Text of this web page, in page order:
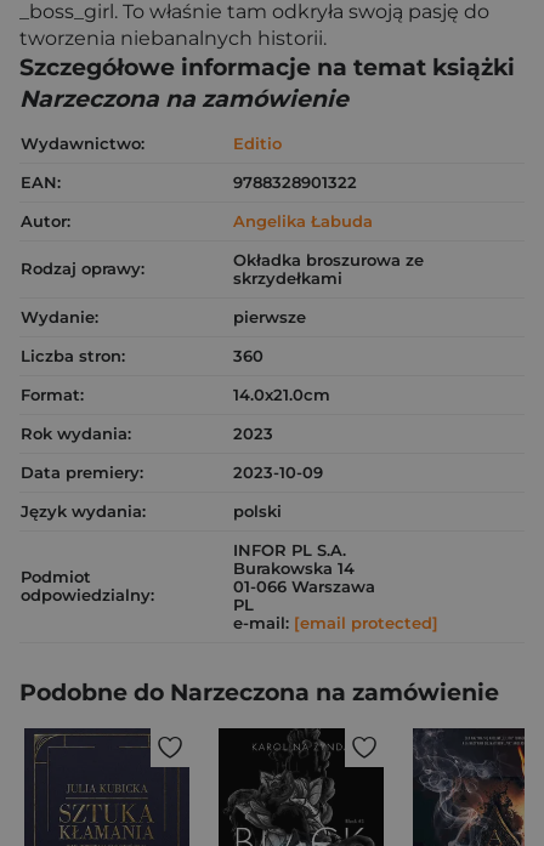
_boss_girl. To właśnie tam odkryła swoją pasję do
tworzenia niebanalnych historii.
Szczegółowe informacje na temat książki
Narzeczona na zamówienie
Wydawnictwo:
Editio
EAN:
9788328901322
Autor:
Angelika Łabuda
Rodzaj oprawy:
Okładka broszurowa ze
skrzydełkami
Wydanie:
pierwsze
Liczba stron:
360
Format:
14.0x21.0cm
Rok wydania:
2023
Data premiery:
2023-10-09
Język wydania:
polski
Podmiot
odpowiedzialny:
INFOR PL S.A.
Burakowska 14
01-066 Warszawa
PL
e-mail: [email protected]
Podobne do Narzeczona na zamówienie